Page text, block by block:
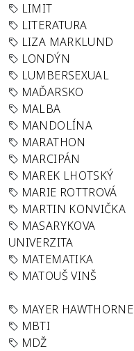
LIMIT
LITERATURA
LIZA MARKLUND
LONDÝN
LUMBERSEXUAL
MAĎARSKO
MALBA
MANDOLÍNA
MARATHON
MARCIPÁN
MAREK LHOTSKÝ
MARIE ROTTROVÁ
MARTIN KONVIČKA
MASARYKOVA
UNIVERZITA
MATEMATIKA
MATOUŠ VINŠ
MAYER HAWTHORNE
MBTI
MDŽ